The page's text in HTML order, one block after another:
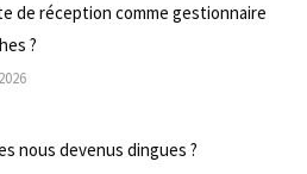
de réception comme gestionnaire
?
nous devenus dingues ?